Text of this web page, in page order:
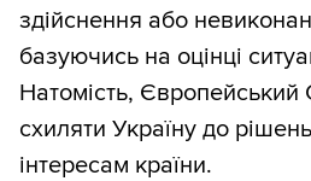
здійснення або
базуючись на оцінці
Натомість,
схиляти Україну до
інтересам країни.